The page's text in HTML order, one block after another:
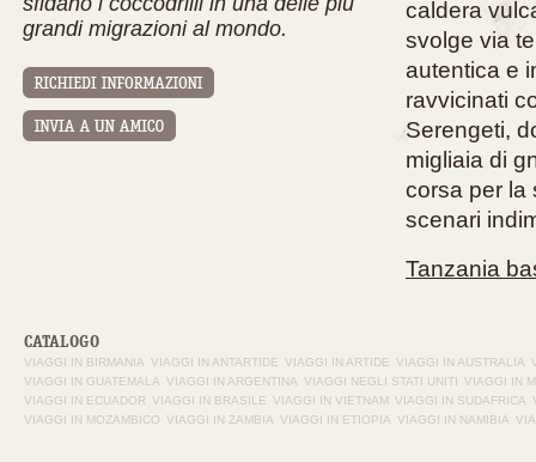
grandi migrazioni al mondo.
caldera
svolge via
autentica e
ravvicinati
Serengeti,
migliaia di
corsa per la
scenari
Tanzania
CATALOGO
VIAGGI IN BIRMANIA VIAGGI IN ANTARTIDE VIAGGI IN ARTIDE VIAGGI IN AUSTRALIA
VIAGGI IN GUATEMALA VIAGGI IN ARGENTINA VIAGGI NEGLI STATI UNITI VIAGGI IN
VIAGGI IN ECUADOR VIAGGI IN BRASILE VIAGGI IN VIETNAM VIAGGI IN SUDAFRICA
VIAGGI IN MOZAMBICO VIAGGI IN ZAMBIA VIAGGI IN ETIOPIA VIAGGI IN NAMIBIA